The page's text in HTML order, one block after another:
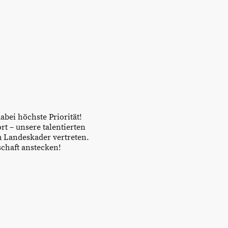
höchste Priorität!
– unsere talentierten
vertreten.
anstecken!